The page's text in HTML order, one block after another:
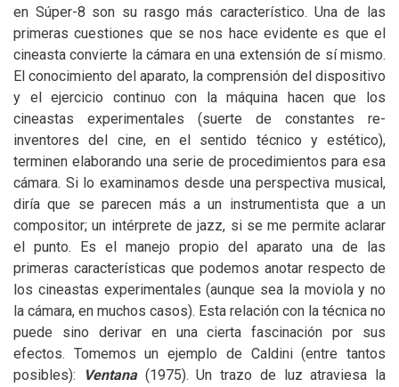
en Súper-8 son su rasgo más característico. Una de las
primeras cuestiones que se nos hace evidente es que el
cineasta convierte la cámara en una extensión de sí mismo.
El conocimiento del aparato, la comprensión del dispositivo
y el ejercicio continuo con la máquina hacen que los
cineastas experimentales (suerte de constantes re-
inventores del cine, en el sentido técnico y estético),
terminen elaborando una serie de procedimientos para esa
cámara. Si lo examinamos desde una perspectiva musical,
diría que se parecen más a un instrumentista que a un
compositor; un intérprete de jazz, si se me permite aclarar
el punto. Es el manejo propio del aparato una de las
primeras características que podemos anotar respecto de
los cineastas experimentales (aunque sea la moviola y no
la cámara, en muchos casos). Esta relación con la técnica no
puede sino derivar en una cierta fascinación por sus
efectos. Tomemos un ejemplo de Caldini (entre tantos
posibles):
Ventana(1975). Un trazo de luz atraviesa la